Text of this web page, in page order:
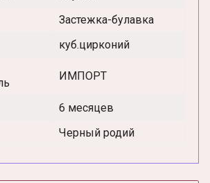
Застежка-булавка
куб.цирконий
ИМПОРТ
6 месяцев
Черный родий